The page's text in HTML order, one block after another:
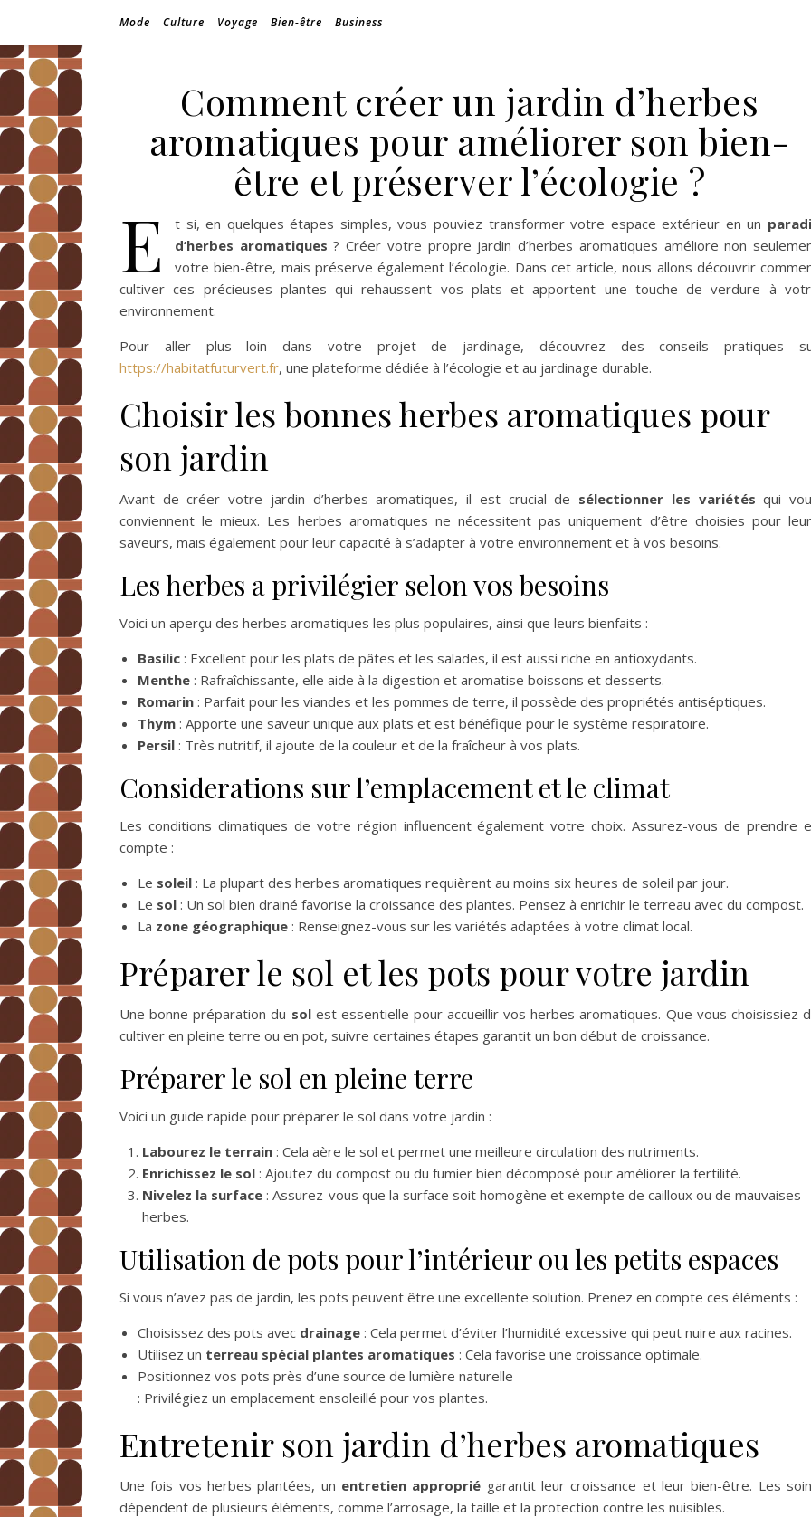
Mode Culture Voyage Bien-être Business
Comment créer un jardin d’herbes
aromatiques pour améliorer son bien-
être et préserver l’écologie ?
E t si, en quelques étapes simples, vous pouviez transformer votre espace extérieur en un
d’herbes aromatiques ? Créer votre propre jardin d’herbes aromatiques améliore non
votre bien-être, mais préserve également l’écologie. Dans cet article, nous allons découvrir
cultiver ces précieuses plantes qui rehaussent vos plats et apportent une touche de verdure à
environnement.
Pour aller plus loin dans votre projet de jardinage, découvrez des conseils pratiques
https://habitatfuturvert.fr, une plateforme dédiée à l’écologie et au jardinage durable.
Choisir les bonnes herbes aromatiques pour
son jardin
Avant de créer votre jardin d’herbes aromatiques, il est crucial de sélectionner les variétés qui
conviennent le mieux. Les herbes aromatiques ne nécessitent pas uniquement d’être choisies pour
saveurs, mais également pour leur capacité à s’adapter à votre environnement et à vos besoins.
Les herbes a privilégier selon vos besoins
Voici un aperçu des herbes aromatiques les plus populaires, ainsi que leurs bienfaits :
Basilic : Excellent pour les plats de pâtes et les salades, il est aussi riche en antioxydants.
Menthe : Rafraîchissante, elle aide à la digestion et aromatise boissons et desserts.
Romarin : Parfait pour les viandes et les pommes de terre, il possède des propriétés antiséptiques.
Thym : Apporte une saveur unique aux plats et est bénéfique pour le système respiratoire.
Persil : Très nutritif, il ajoute de la couleur et de la fraîcheur à vos plats.
Considerations sur l’emplacement et le climat
Les conditions climatiques de votre région influencent également votre choix. Assurez-vous de prendre
compte :
Le soleil : La plupart des herbes aromatiques requièrent au moins six heures de soleil par jour.
Le sol : Un sol bien drainé favorise la croissance des plantes. Pensez à enrichir le terreau avec du compost.
La zone géographique : Renseignez-vous sur les variétés adaptées à votre climat local.
Préparer le sol et les pots pour votre jardin
Une bonne préparation du solest essentielle pour accueillir vos herbes aromatiques. Que vous choisissiez
cultiver en pleine terre ou en pot, suivre certaines étapes garantit un bon début de croissance.
Préparer le sol en pleine terre
Voici un guide rapide pour préparer le sol dans votre jardin :
Labourez le terrain : Cela aère le sol et permet une meilleure circulation des nutriments.
Enrichissez le sol : Ajoutez du compost ou du fumier bien décomposé pour améliorer la fertilité.
Nivelez la surface : Assurez-vous que la surface soit homogène et exempte de cailloux ou de mauvaises
herbes.
Utilisation de pots pour l’intérieur ou les petits espaces
Si vous n’avez pas de jardin, les pots peuvent être une excellente solution. Prenez en compte ces éléments :
Choisissez des pots avec drainage : Cela permet d’éviter l’humidité excessive qui peut nuire aux racines.
Utilisez un terreau spécial plantes aromatiques : Cela favorise une croissance optimale.
Positionnez vos pots près d’une source de lumière naturelle
: Privilégiez un emplacement ensoleillé pour vos plantes.
Entretenir son jardin d’herbes aromatiques
Une fois vos herbes plantées, un entretien approprié garantit leur croissance et leur bien-être. Les
dépendent de plusieurs éléments, comme l’arrosage, la taille et la protection contre les nuisibles.